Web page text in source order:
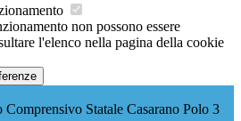
non possono essere
l'elenco nella pagina della cookie
Comprensivo Statale Casarano Polo 3